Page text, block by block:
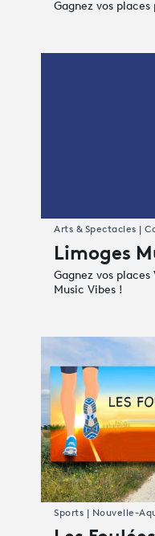
Gagnez vos places
Limoges
Gagnez vos
Music Vibes !
Arts & Spectacles |
Sports | Nouvelle-